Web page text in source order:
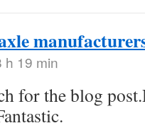
h 19 min
for the blog